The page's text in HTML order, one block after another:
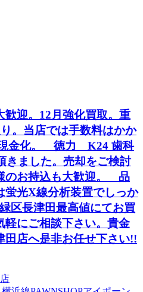
歓迎。12月強化買取。重
。当店では手数料はかか
現金化。 徳力 K24 歯科
きました。売却をご検討
のお持込も大歓迎。 品
蛍光X線分析装置でしっか
区長津田最高値にてお買
軽にご相談下さい。貴金
田店へ是非お任せ下さい!!